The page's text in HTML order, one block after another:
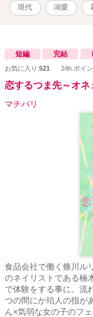
現代 溺愛
短編 完結
お気に入り:521 24h.ポイン
恋するつま先～オ
マチバリ
食品会社で働く條川ル
のネイリストである楠
で体験をする事に。流
つの間にか珀人の指が
ん×気弱な女の子のフ